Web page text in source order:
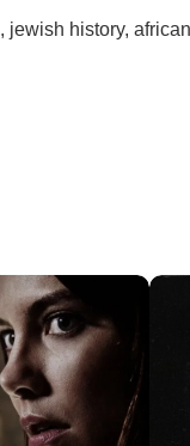
, jewish history,